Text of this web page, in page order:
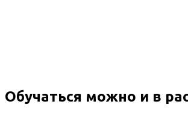
Обучаться можно и в